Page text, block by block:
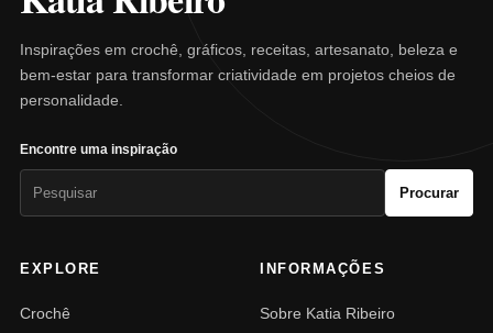
Inspirações em crochê, gráficos, receitas, artesanato, beleza e
bem-estar para transformar criatividade em projetos cheios de
personalidade.
Encontre uma inspiração
Procurar
EXPLORE
Crochê
INFORMAÇÕES
Sobre Katia Ribeiro